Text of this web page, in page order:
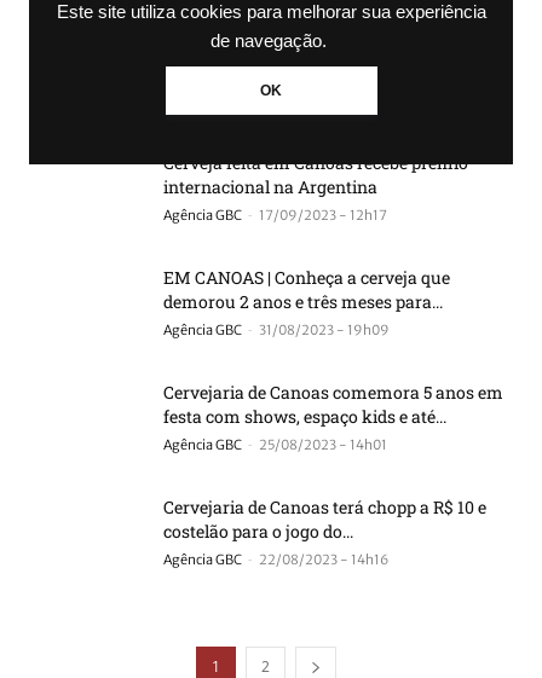
Este site utiliza cookies para melhorar sua experiência
de navegação.
OK
CANOAS: Cervejaria vai distribuir Chopp de
graça nesta quinta, sexta e sábado; Saiba
como...
20/12/2023 - 18h21
Cerveja feita em Canoas recebe prêmio
internacional na Argentina
Agência GBC - 17/09/2023 - 12h17
EM CANOAS | Conheça a cerveja que
demorou 2 anos e três meses para...
Agência GBC - 31/08/2023 - 19h09
Cervejaria de Canoas comemora 5 anos em
festa com shows, espaço kids e até...
Agência GBC - 25/08/2023 - 14h01
Cervejaria de Canoas terá chopp a R$ 10 e
costelão para o jogo do...
Agência GBC - 22/08/2023 - 14h16
1 2